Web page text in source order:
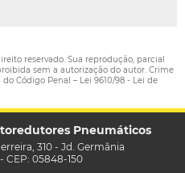
reservado. Sua reprodução, parcial
sem a autorização do autor. Crime
Código Penal – Lei 9610/98 - Lei de
Pneumáticos
310 - Jd. Germânia
CEP: 05848-150